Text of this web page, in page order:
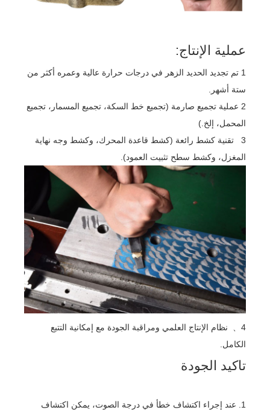
عملية الإنتاج:
1 تم تجديد الحديد الزهر في درجات حرارة عالية وعمره أكثر من
ستة أشهر.
2 عملية تجميع صارمة (تجميع خط السكة، تجميع المسمار، تجميع
المحمل، إلخ.)
3 تقنية كشط رائعة (كشط قاعدة المحرك، وكشط وجه نهاية
المغزل، وكشط سطح تثبيت العمود).
4、 نظام الإنتاج العلمي ومراقبة الجودة مع إمكانية التتبع
الكامل.
تاكيد الجودة
1. عند إجراء اكتشاف خطأ في درجة الصوت، يمكن اكتشاف